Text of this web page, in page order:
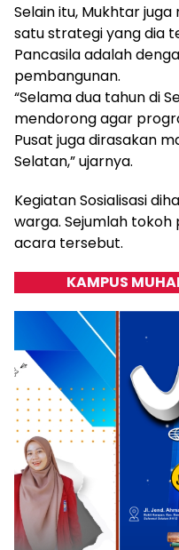
Selain itu, Mukhtar
satu strategi yang dia
Pancasila adalah
pembangunan.
“Selama dua tahun di
mendorong agar
Pusat juga dirasakan
Selatan,” ujarnya.
Kegiatan Sosialisasi
warga. Sejumlah
acara tersebut.
KAMPUS